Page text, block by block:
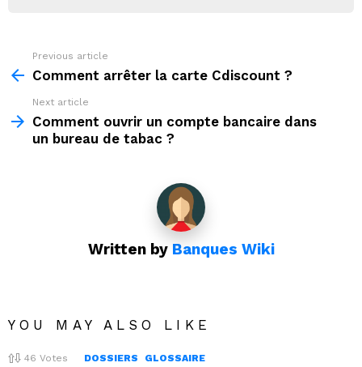
more
Previous article
Comment arrêter la carte Cdiscount ?
Next article
Comment ouvrir un compte bancaire dans
un bureau de tabac ?
Written by Banques Wiki
YOU MAY ALSO LIKE
46 Votes DOSSIERS GLOSSAIRE